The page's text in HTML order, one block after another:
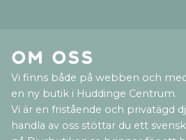
Om oss
Vi finns både på webben och
en ny butik i Huddinge Centrum.
Vi är en fristående och privatägd
handla av oss stöttar du ett